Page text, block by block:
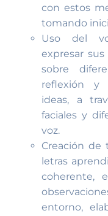
con estos
tomando
Uso del
expresar
sobre
reflexión y
ideas, a
faciales y
voz.
Creación de
letras
coherente,
entorno,